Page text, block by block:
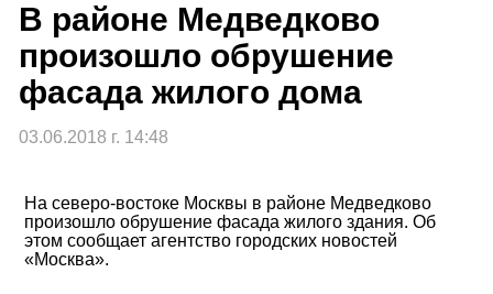
В районе Медведково
произошло обрушение
фасада жилого дома
03.06.2018 г. 14:48
На северо-востоке Москвы в районе Медведково
произошло обрушение фасада жилого здания. Об
этом сообщает агентство городских новостей
«Москва».